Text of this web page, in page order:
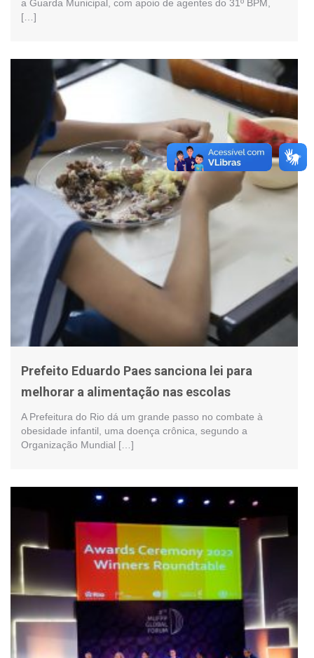
a Guarda Municipal, com apoio de agentes do 31º BPM,
[…]
Prefeito Eduardo Paes sanciona lei para
melhorar a alimentação nas escolas
A Prefeitura do Rio dá um grande passo no combate à
obesidade infantil, uma doença crônica, segundo a
Organização Mundial […]